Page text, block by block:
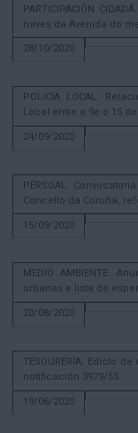
PARTICIPACIÓN
naves da Avenida do
28/10/2020
POLICÍA LOCAL.
Local entre o 9e o 15
24/09/2020
PERSOAL.
Concello da Coruña,
15/09/2020
MEDIO AMBIENTE.
urbanas e lista de
20/08/2020
TESOURERÍA. Edicto
notificación 3979/55
19/06/2020